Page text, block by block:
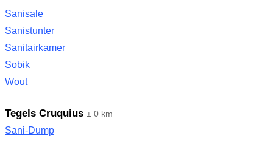
Sanisale
Sanistunter
Sanitairkamer
Sobik
Wout
Tegels Cruquius ± 0 km
Sani-Dump